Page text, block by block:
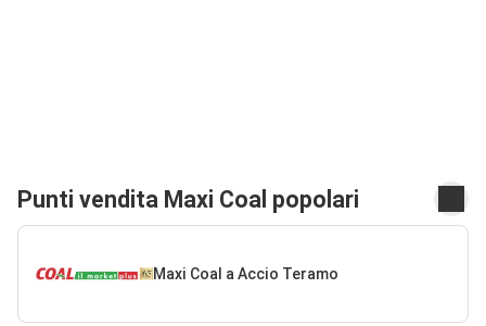
Punti vendita Maxi Coal popolari
Maxi Coal a Accio Teramo